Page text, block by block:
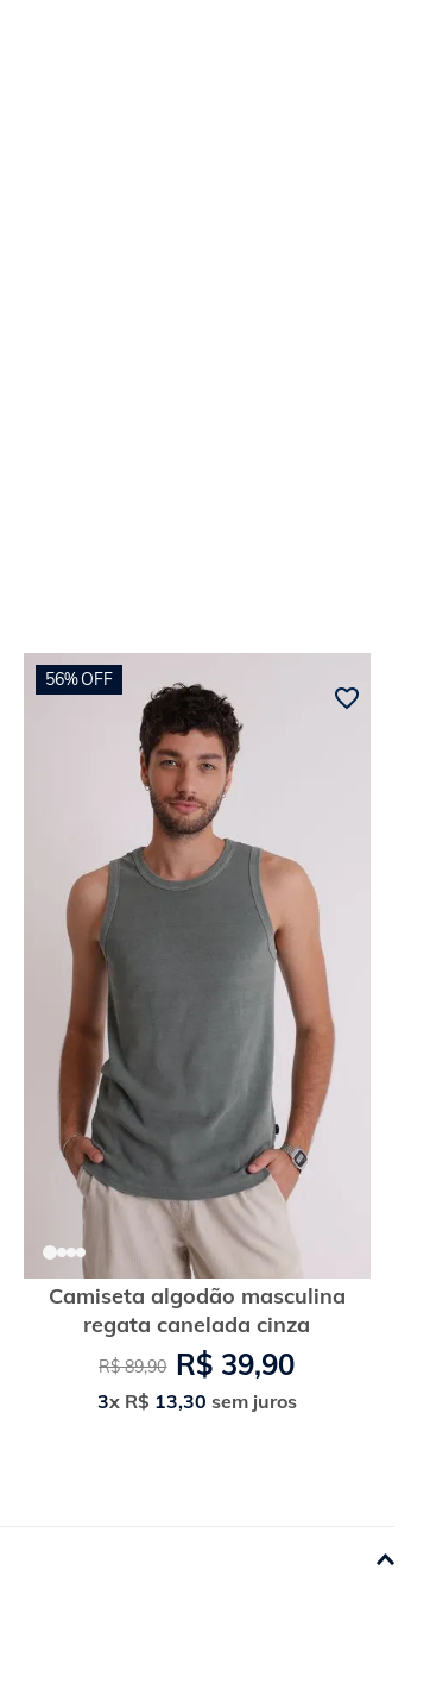
56%OFF
Camiseta algodão masculina
regata canelada cinza
R$ 89,90 R$ 39,90
3x R$ 13,30 sem juros